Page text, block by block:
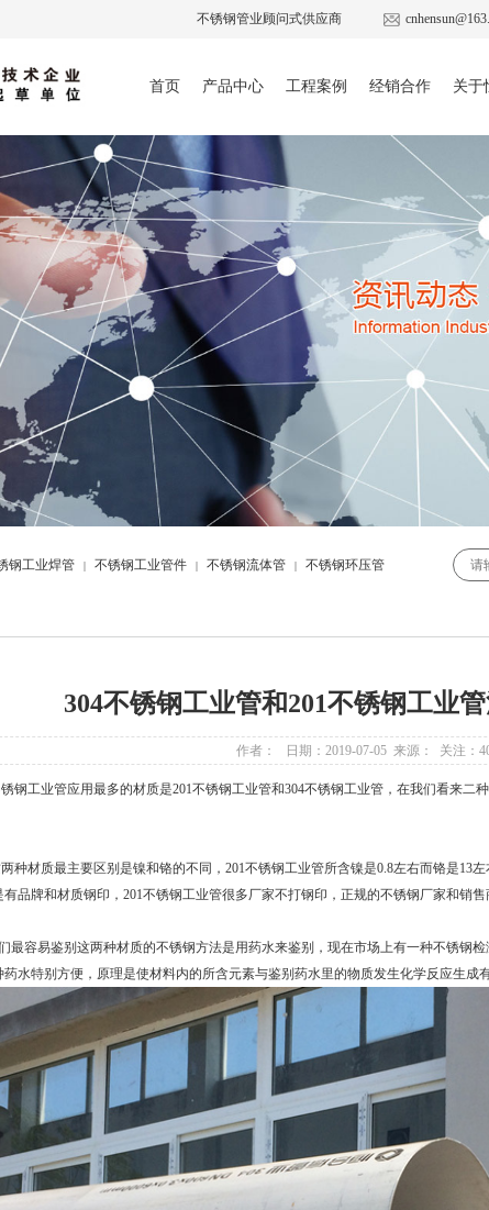
不锈钢管业顾问式供应商
首页 产品中心 工程案例 经销合作 关于
钢工业焊管 | 不锈钢工业管件 | 不锈钢流体管 | 不锈钢环压管
304不锈钢工业管和201不锈钢工业
作者： 日期：2019-07-05 来源： 关注：
工业管应用最多的材质是201不锈钢工业管和304不锈钢工业管，在我们看来二
材质最主要区别是镍和铬的不同，201不锈钢工业管所含镍是0.8左右而铬是13左
品牌和材质钢印，201不锈钢工业管很多厂家不打钢印，正规的不锈钢厂家和销售
容易鉴别这两种材质的不锈钢方法是用药水来鉴别，现在市场上有一种不锈钢检
药水特别方便，原理是使材料内的所含元素与鉴别药水里的物质发生化学反应生成